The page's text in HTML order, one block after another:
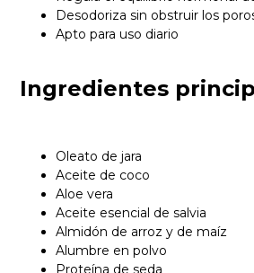
Desodoriza sin obstruir los
Apto para uso diario
Ingredientes
Oleato de jara
Aceite de coco
Aloe vera
Aceite esencial de salvia
Almidón de arroz y de maíz
Alumbre en polvo
Proteína de seda